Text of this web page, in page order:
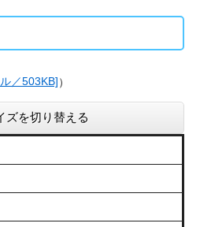
／503KB]）
ズを切り替える